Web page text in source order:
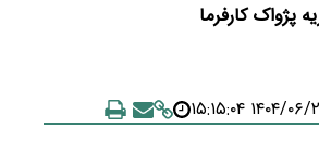
پژواک کارفرما
۰۶/۲۲ ۱۵:۱۵:۰۴